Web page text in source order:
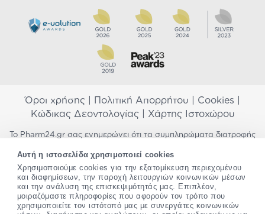
Αυτή η ιστοσελίδα χρησιμοποιεί cookies
Χρησιμοποιούμε cookies για την εξατομίκευση περιεχομένου
και διαφημίσεων, την παροχή λειτουργιών κοινωνικών μέσων
και την ανάλυση της επισκεψιμότητάς μας. Επιπλέον,
μοιραζόμαστε πληροφορίες που αφορούν τον τρόπο που
χρησιμοποιείτε τον ιστότοπό μας με συνεργάτες κοινωνικών
Όροι χρήσης Πολιτική Απορρήτου Cookies
Κώδικας Δεοντολογίας| Χάρτης Ιστοχώρου
Το Pharm24.gr σας ενημερώνει ότι τα συμπληρώματα διατροφής
προορίζονται για την πρόληψη, αγωγή ή θεραπεία ανθρώπινης
νόσου. Συμβουλευτείτε τον γιατρό σας εάν είστε έγκυος,
θηλάζετε, ακολουθείτε παράλληλα φαρμακευτική αγωγή ή
αντιμετωπίζετε προβλήματα υγείας πριν χρησιμοποιήσετε
οποιοδήποτε συμπλήρωμα διατροφής. Προσπαθούμε διαρκώς να
σας παρέχουμε ακριβείς και έγκυρες πληροφορίες. Σε περίπτωση